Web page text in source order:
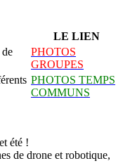
LE LIEN
PHOTOS
GROUPES
PHOTOS TEMPS
COMMUNS
été !
de drone et robotique,